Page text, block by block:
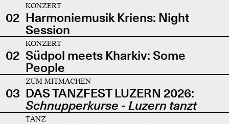
02
KONZERT
Harmoniemusik Kriens: Night
Session
02
KONZERT
Südpol meets Kharkiv: Some
People
03
ZUM MITMACHEN
DAS TANZFEST LUZERN 2026:
Schnupperkurse - Luzern tanzt
TANZ